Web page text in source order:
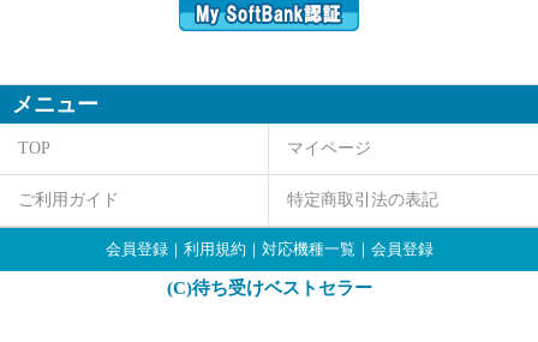
メニュー
TOP マイページ
ご利用ガイド 特定商取引法の表記
会員登録｜ 利用規約 ｜ 対応機種一覧 ｜ 会員登録
(C)待ち受けベストセラー